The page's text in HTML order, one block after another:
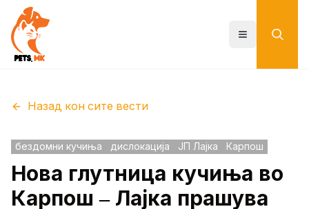
main
content
Toggle menu
Назад кон сите вести
бездомни кучиња дислокација ЈП Лајка Карпош
Нова глутница кучиња во
Карпош – Лајка прашува